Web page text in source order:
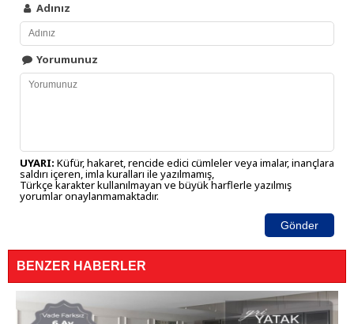
Adınız
Yorumunuz
UYARI: Küfür, hakaret, rencide edici cümleler veya imalar, inançlara
saldırı içeren, imla kuralları ile yazılmamış,
Türkçe karakter kullanılmayan ve büyük harflerle yazılmış
yorumlar onaylanmamaktadır.
Gönder
BENZER HABERLER